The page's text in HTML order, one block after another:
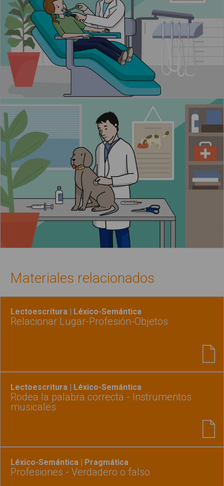
Materiales relacionados
Lectoescritura | Léxico-Semántica
Relacionar Lugar-Profesión-Objetos
Lectoescritura | Léxico-Semántica
Rodea la palabra correcta - Instrumentos
musicales
Léxico-Semántica | Pragmática
Profesiones - Verdadero o falso